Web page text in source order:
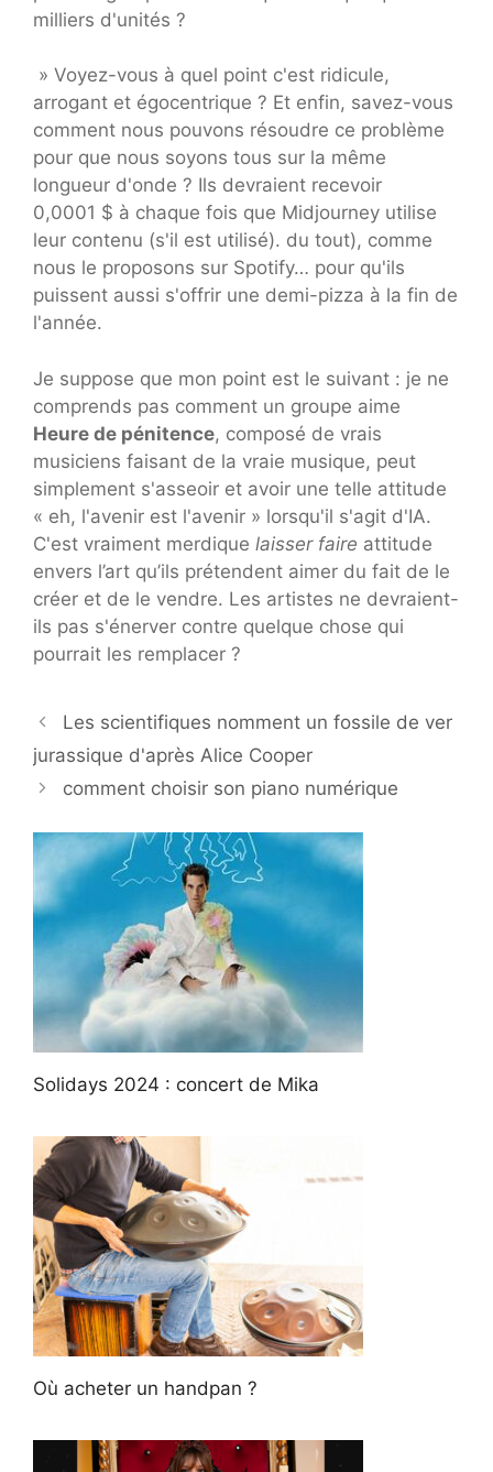
milliers d'unités ?
» Voyez-vous à quel point c'est ridicule,
arrogant et égocentrique ? Et enfin, savez-vous
comment nous pouvons résoudre ce problème
pour que nous soyons tous sur la même
longueur d'onde ? Ils devraient recevoir
0,0001 $ à chaque fois que Midjourney utilise
leur contenu (s'il est utilisé). du tout), comme
nous le proposons sur Spotify… pour qu'ils
puissent aussi s'offrir une demi-pizza à la fin de
l'année.
Je suppose que mon point est le suivant : je ne
comprends pas comment un groupe aime
Heure de pénitence, composé de vrais
musiciens faisant de la vraie musique, peut
simplement s'asseoir et avoir une telle attitude
« eh, l'avenir est l'avenir » lorsqu'il s'agit d'IA.
C'est vraiment merdique laisser faire attitude
envers l’art qu’ils prétendent aimer du fait de le
créer et de le vendre. Les artistes ne devraient-
ils pas s'énerver contre quelque chose qui
pourrait les remplacer ?
Les scientifiques nomment un fossile de ver
jurassique d'après Alice Cooper
comment choisir son piano numérique
Solidays 2024 : concert de Mika
Où acheter un handpan ?